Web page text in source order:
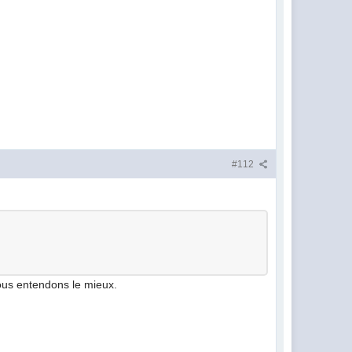
#112
entendons le mieux.